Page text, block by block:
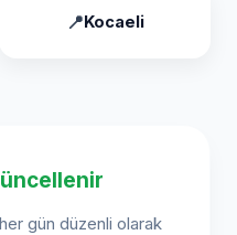
Kocaeli
gün düzenli olarak